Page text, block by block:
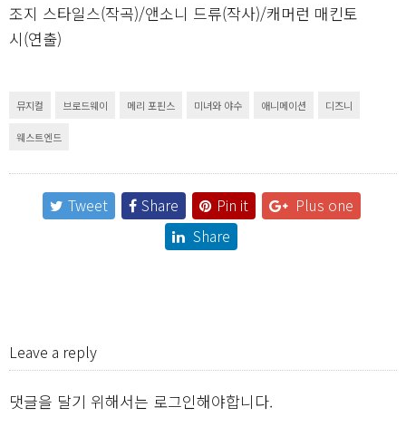
조지 스타일스(작곡)/앤소니 드류(작사)/캐머런 매킨토
시(연출)
뮤지컬 브로드웨이 메리 포핀스 미녀와 야수 애니메이션 디즈니
웨스트엔드
Tweet Share Pin it
Plus one
Share
Leave a reply
댓글을 달기 위해서는 로그인해야합니다.